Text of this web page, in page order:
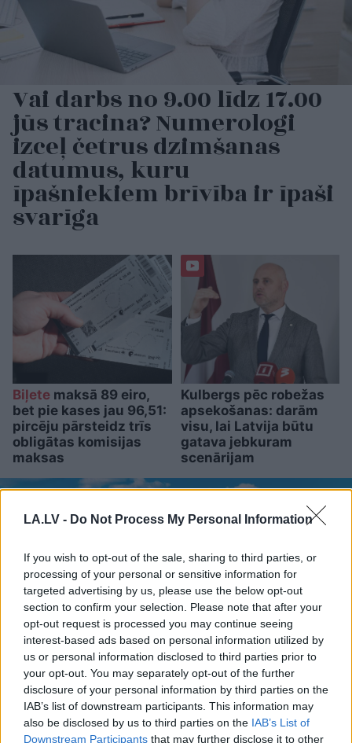
LA.LV - Do Not Process My Personal Information
If you wish to opt-out of the sale, sharing to third parties, or
processing of your personal or sensitive information for
targeted advertising by us, please use the below opt-out
section to confirm your selection. Please note that after your
opt-out request is processed you may continue seeing
interest-based ads based on personal information utilized by
us or personal information disclosed to third parties prior to
your opt-out. You may separately opt-out of the further
disclosure of your personal information by third parties on the
IAB’s list of downstream participants. This information may
also be disclosed by us to third parties on the IAB’s List of
Downstream Participants that may further disclose it to other
Vai darbs no 9.00 līdz 17.00
jūs tracina? Numerologi
izceļ četrus dzimšanas
datumus, kuru
īpašniekiem brīvība ir īpaši
svarīga
Biļete maksā 89 eiro,
bet pie kases jau 96,51:
pircēju pārsteidz trīs
obligātas komisijas
maksas
Kulbergs pēc robežas
apsekošanas: darām
visu, lai Latvija būtu
gatava jebkuram
scenārijam
ŠajāsEiropas pilsētās
nopirkt 70 kvadrātmetru